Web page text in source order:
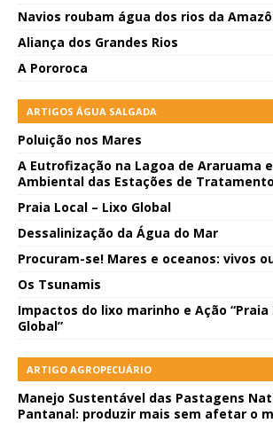
Navios roubam água dos rios da
Aliança dos Grandes Rios
A Pororoca
ARTIGOS ÁGUA SALGADA
Poluição nos Mares
A Eutrofização na Lagoa de Araruama
Ambiental das Estações de
Praia Local – Lixo Global
Dessalinização da Água do Mar
Procuram-se! Mares e oceanos: vivos
Os Tsunamis
Impactos do lixo marinho e Ação “Praia
Global”
ARTIGO AGROPECUÁRIO
Manejo Sustentável das Pastagens
Pantanal: produzir mais sem afetar o